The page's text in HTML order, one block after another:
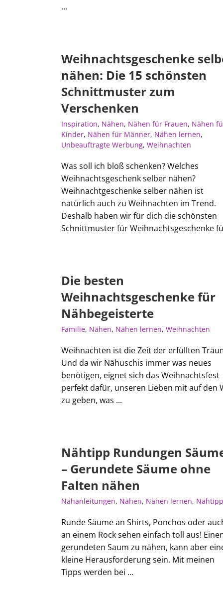
...
Weihnachtsgeschenke
nähen: Die 15 schönsten
Schnittmuster zum
Verschenken
Inspiration, Nähen, Nähen für Frauen, Nähen
Kinder, Nähen für Männer, Nähen lernen,
Unbeauftragte Werbung, Weihnachten
Was soll ich bloß schenken? Welches
Weihnachtsgeschenk selber nähen?
Weihnachtgeschenke selber nähen ist
natürlich auch zu Weihnachten im Trend.
Deshalb haben wir für dich die schönsten
Schnittmuster für Weihnachtsgeschenke
Die besten
Weihnachtsgeschenke für
Nähbegeisterte
Familie, Nähen, Nähen lernen, Weihnachten
Weihnachten ist die Zeit der erfüllten
Und da wir Nähuschis immer was neues
benötigen, eignet sich das Weihnachtsfest
perfekt dafür, unseren Lieben mit auf den
zu geben, was ...
Nähtipp Rundungen
– Gerundete Säume ohne
Falten nähen
Nähanleitungen, Nähen, Nähen lernen,
Runde Säume an Shirts, Ponchos oder
an einem Rock sehen einfach toll aus!
gerundeten Saum zu nähen, kann aber
kleine Herausforderung sein. Mit meinen
Tipps werden bei ...